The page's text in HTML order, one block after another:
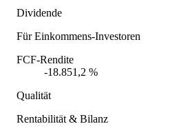
Dividende
Für Einkommens-Investoren
FCF-Rendite
-18.851,2 %
Qualität
Rentabilität & Bilanz